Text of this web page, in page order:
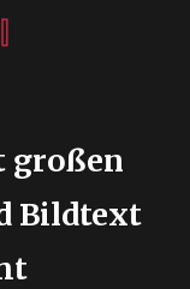
großen
Bildtext